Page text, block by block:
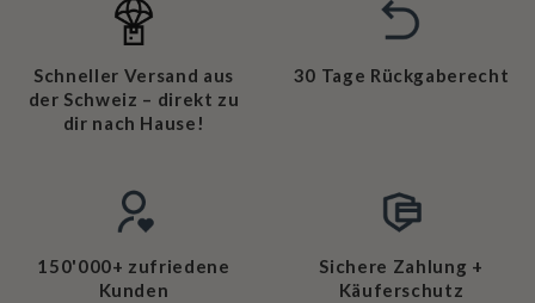
Schneller Versand aus
der Schweiz – direkt zu
dir nach Hause!
30 Tage Rückgaberecht
150'000+ zufriedene
Kunden
Sichere Zahlung +
Käuferschutz